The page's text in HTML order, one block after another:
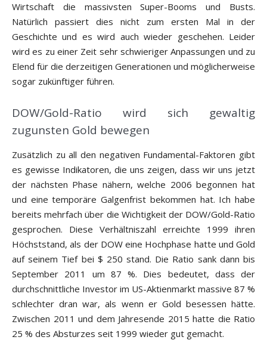
Wirtschaft die massivsten Super-Booms und Busts.
Natürlich passiert dies nicht zum ersten Mal in der
Geschichte und es wird auch wieder geschehen. Leider
wird es zu einer Zeit sehr schwieriger Anpassungen und zu
Elend für die derzeitigen Generationen und möglicherweise
sogar zukünftiger führen.
DOW/Gold-Ratio wird sich gewaltig
zugunsten Gold bewegen
Zusätzlich zu all den negativen Fundamental-Faktoren gibt
es gewisse Indikatoren, die uns zeigen, dass wir uns jetzt
der nächsten Phase nähern, welche 2006 begonnen hat
und eine temporäre Galgenfrist bekommen hat. Ich habe
bereits mehrfach über die Wichtigkeit der DOW/Gold-Ratio
gesprochen. Diese Verhältniszahl erreichte 1999 ihren
Höchststand, als der DOW eine Hochphase hatte und Gold
auf seinem Tief bei $ 250 stand. Die Ratio sank dann bis
September 2011 um 87 %. Dies bedeutet, dass der
durchschnittliche Investor im US-Aktienmarkt massive 87 %
schlechter dran war, als wenn er Gold besessen hätte.
Zwischen 2011 und dem Jahresende 2015 hatte die Ratio
25 % des Absturzes seit 1999 wieder gut gemacht.